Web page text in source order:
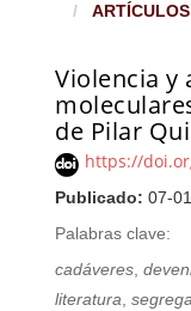
ARTÍCULOS
Violencia y
de Pilar
https://
Publicado: 07-
Palabras clave:
cadáveres,
literatura,
Barra